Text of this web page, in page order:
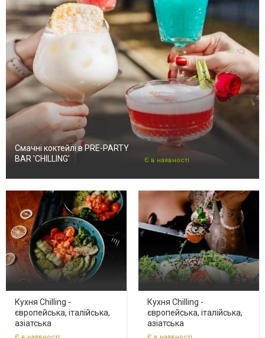
Смачні коктейлі в PRE-PARTY
BAR 'CHILLING'
Є в наявності
Кухня Chilling -
європейська, італійська,
азіатська
Кухня Chilling -
європейська, італійська,
азіатська